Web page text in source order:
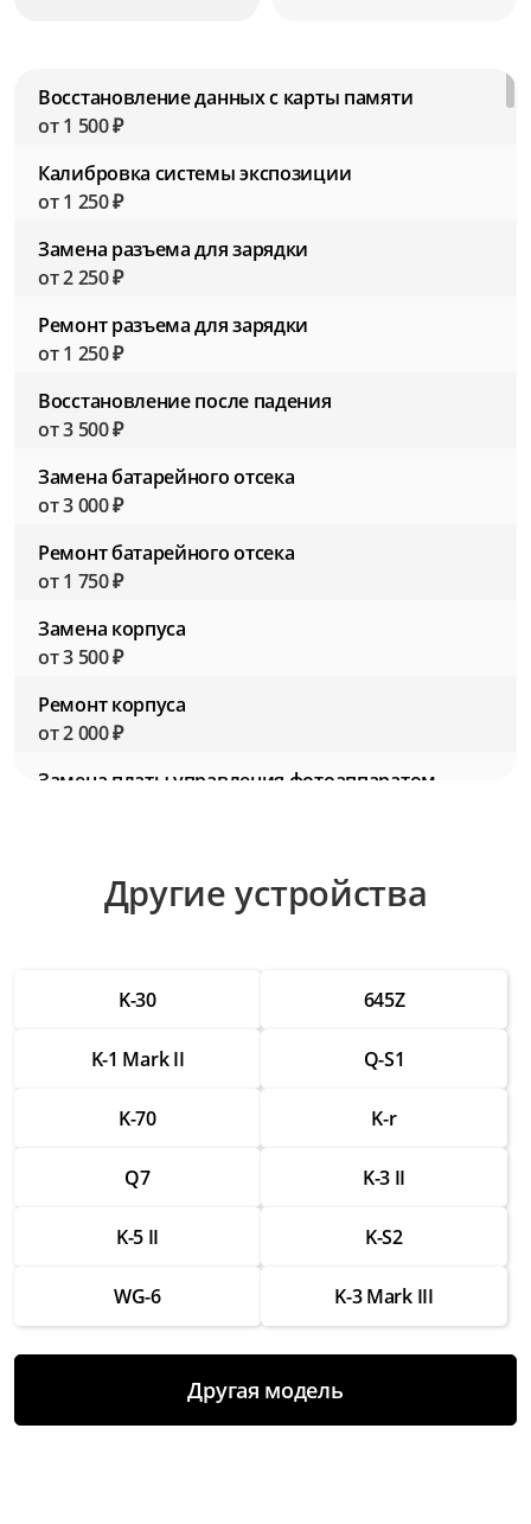
Восстановление данных с карты памяти
от 1 500 ₽
Калибровка системы экспозиции
от 1 250 ₽
Замена разъема для зарядки
от 2 250 ₽
Ремонт разъема для зарядки
от 1 250 ₽
Восстановление после падения
от 3 500 ₽
Замена батарейного отсека
от 3 000 ₽
Ремонт батарейного отсека
от 1 750 ₽
Замена корпуса
от 3 500 ₽
Ремонт корпуса
от 2 000 ₽
Замена платы управления фотоаппаратом
от 3 000 ₽
Ремонт разъемов для подключения
аксессуаров
Замена вспышки
от 1 500 ₽
Восстановление работы после попадания
от 3 000 ₽
Чистка и настройка
Другие устройства
K-30 645Z
K-1 Mark II Q-S1
K-70 K-r
Q7 K-3 II
K-5 II K-S2
WG-6 K-3 Mark III
Другая модель